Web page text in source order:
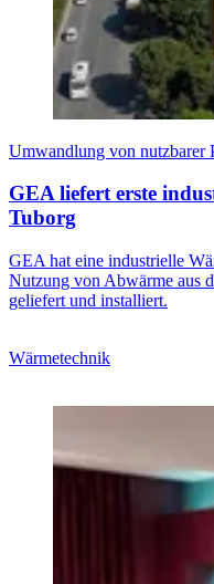
Umwandlung von nutzbarer
GEA liefert erste
Tuborg
GEA hat eine industrielle
Nutzung von Abwärme aus
geliefert und installiert.
Wärmetechnik